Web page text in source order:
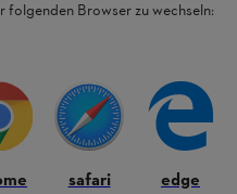
folgenden Browser zu wechseln:
safari edge